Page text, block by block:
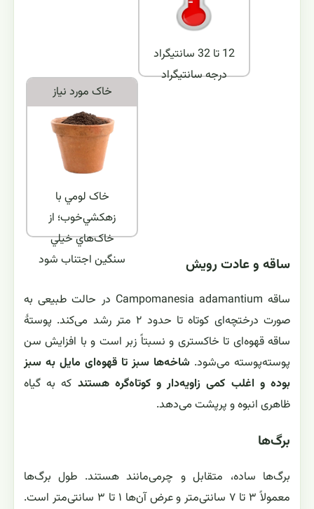
12 تا 32 سانتيگراد
درجه سانتیگراد
خاک مورد نياز
خاک لومي با
زهکشي‌خوب؛ از
خاک‌هاي خيلي
سنگين اجتناب شود
ساقه و عادت رویش
ساقه‌ Campomanesia adamantium در حالت طبیعی به
صورت درختچه‌ای کوتاه تا حدود ۲ متر رشد می‌کند. پوستۀ
ساقه قهوه‌ای تا خاکستری و نسبتاً زبر است و با افزایش سن
پوسته‌پوسته می‌شود. شاخه‌ها سبز تا قهوه‌ای مایل به سبز
بوده و اغلب کمی زاویه‌دار و کوتاه‌گره هستند که به گیاه
ظاهری انبوه و پرپشت می‌دهد.
برگ‌ها
برگ‌ها ساده، متقابل و چرمی‌مانند هستند. طول برگ‌ها
معمولاً ۳ تا ۷ سانتی‌متر و عرض آن‌ها ۱ تا ۳ سانتی‌متر است.